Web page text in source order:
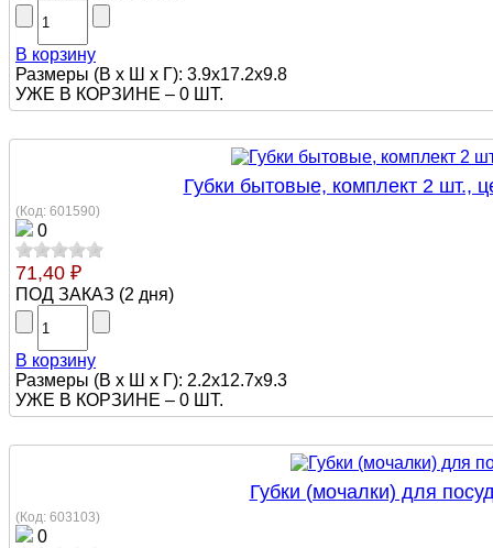
В корзину
Размеры (В х Ш х Г): 3.9x17.2x9.8
УЖЕ В КОРЗИНЕ – 0 ШТ.
Губки бытовые, комплект 2 шт.,
(Код: 601590)
0
71,40 ₽
ПОД ЗАКАЗ (2 дня)
В корзину
Размеры (В х Ш х Г): 2.2x12.7x9.3
УЖЕ В КОРЗИНЕ – 0 ШТ.
Губки (мочалки) для
(Код: 603103)
0